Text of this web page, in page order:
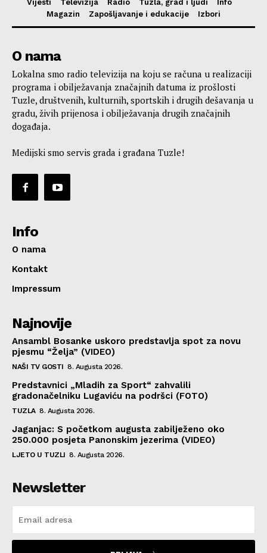
Vijesti Televizija Radio Tuzla, grad i ljudi
Info
Magazin
Zapošljavanje i edukacije Izbori
O nama
Lokalna smo radio televizija na koju se računa u realizaciji
programa i obilježavanja značajnih datuma iz prošlosti
Tuzle, društvenih, kulturnih, sportskih i drugih dešavanja u
gradu, živih prijenosa i obilježavanja drugih značajnih
događaja.
Medijski smo servis grada i građana Tuzle!
Info
O nama
Kontakt
Impressum
Najnovije
Ansambl Bosanke uskoro predstavlja spot za novu
pjesmu “Želja” (VIDEO)
NAŠI TV GOSTI 8. Augusta 2026.
Predstavnici „Mladih za Sport“ zahvalili
gradonačelniku Lugaviću na podršci (FOTO)
TUZLA 8. Augusta 2026.
Jaganjac: S početkom augusta zabilježeno oko
250.000 posjeta Panonskim jezerima (VIDEO)
LJETO U TUZLI 8. Augusta 2026.
Newsletter